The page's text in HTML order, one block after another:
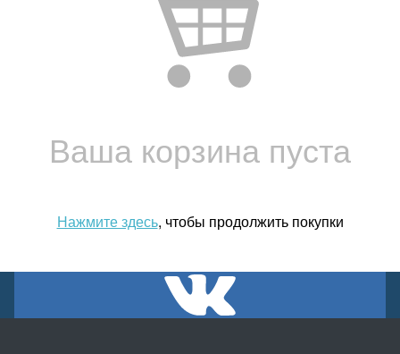
Ваша корзина пуста
Нажмите здесь, чтобы продолжить покупки